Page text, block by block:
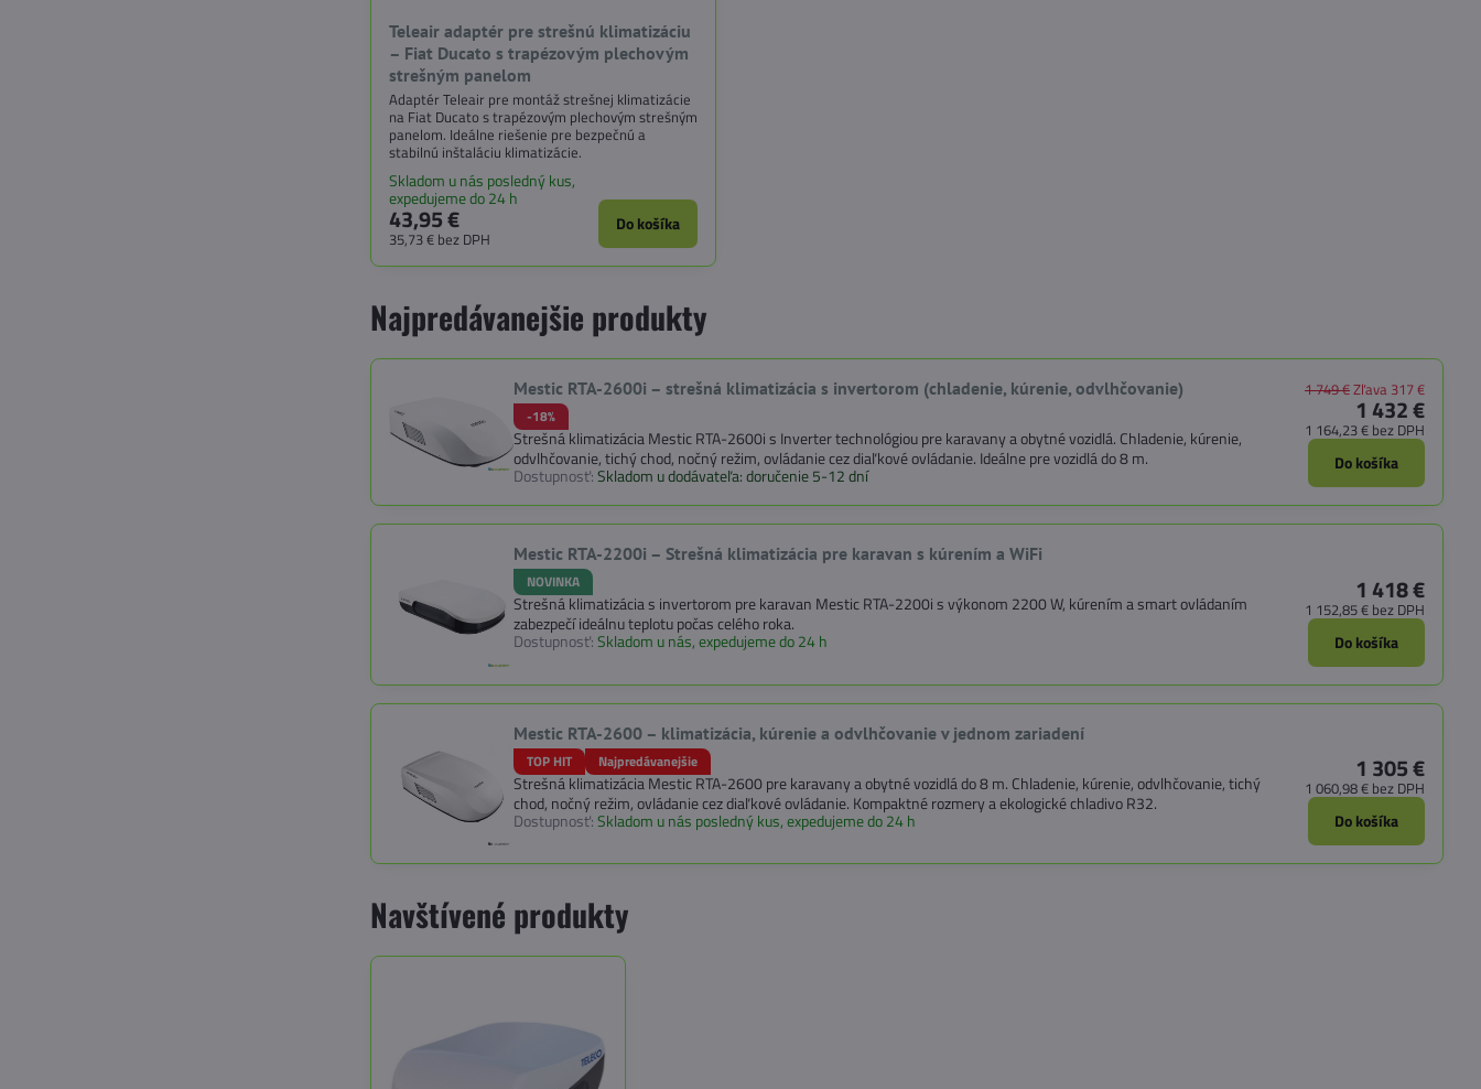
Teleair adaptér pre strešnú klimatizáciu
– Fiat Ducato s trapézovým plechovým
strešným panelom
Adaptér Teleair pre montáž strešnej klimatizácie
na Fiat Ducato s trapézovým plechovým strešným
panelom. Ideálne riešenie pre bezpečnú a
stabilnú inštaláciu klimatizácie.
Skladom u nás posledný kus,
expedujeme do 24 h
43,95 €
35,73 € bez DPH
Do košíka
Najpredávanejšie produkty
Mestic RTA-2600i – strešná klimatizácia s invertorom (chladenie, kúrenie, odvlhčovanie)
-18%
Strešná klimatizácia Mestic RTA-2600i s Inverter technológiou pre karavany a obytné vozidlá. Chladenie, kúrenie,
odvlhčovanie, tichý chod, nočný režim, ovládanie cez diaľkové ovládanie. Ideálne pre vozidlá do 8 m.
Dostupnosť:Skladom u dodávateľa: doručenie 5-12 dní
1 432 €
1 164,23 € bez DPH
1 749 €Zľava 317 €
Do košíka
Mestic RTA-2200i – Strešná klimatizácia pre karavan s kúrením a WiFi
NOVINKA
Strešná klimatizácia s invertorom pre karavan Mestic RTA-2200i s výkonom 2200 W, kúrením a smart ovládaním
zabezpečí ideálnu teplotu počas celého roka.
Dostupnosť:Skladom u nás, expedujeme do 24 h
1 418 €
1 152,85 € bez DPH
Do košíka
Mestic RTA-2600 – klimatizácia, kúrenie a odvlhčovanie v jednom zariadení
TOP HIT Najpredávanejšie
Strešná klimatizácia Mestic RTA-2600 pre karavany a obytné vozidlá do 8 m. Chladenie, kúrenie, odvlhčovanie, tichý
chod, nočný režim, ovládanie cez diaľkové ovládanie. Kompaktné rozmery a ekologické chladivo R32.
Dostupnosť:Skladom u nás posledný kus, expedujeme do 24 h
1 305 €
1 060,98 € bez DPH
Do košíka
Navštívené produkty